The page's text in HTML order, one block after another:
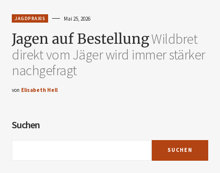
JAGDPRAXIS Mai 25, 2026
Jagen auf BestellungWildbret
direkt vom Jäger wird immer stärker
nachgefragt
von Elisabeth Hell
Suchen
SUCHEN